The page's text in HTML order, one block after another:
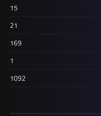
15
21
169
1
1092